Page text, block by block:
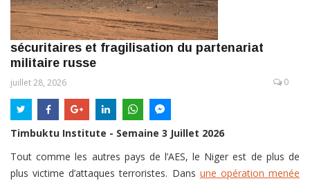
sécuritaires et fragilisation du partenariat
militaire russe
juillet 28, 2026 0
Timbuktu Institute - Semaine 3 Juillet 2026
Tout comme les autres pays de l’AES, le Niger est de plus de
plus victime d’attaques terroristes. Dans une opération menée